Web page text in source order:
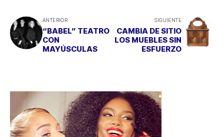
ANTERIOR
“BABEL” TEATRO
CON
MAYÚSCULAS
SIGUIENTE
CAMBIA DE SITIO
LOS MUEBLES SIN
ESFUERZO